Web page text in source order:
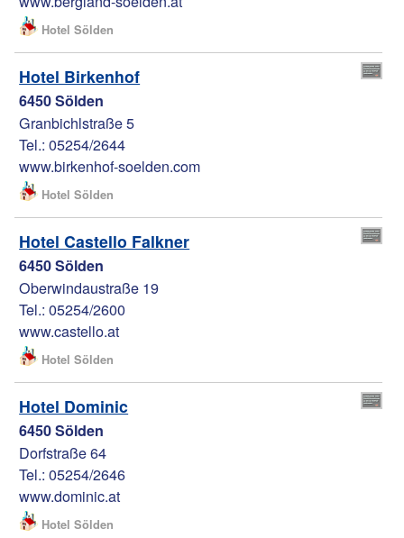
Hotel Sölden
Hotel Birkenhof
6450 Sölden
Granbichlstraße 5
Tel.: 05254/2644
www.birkenhof-soelden.com
Hotel Sölden
Hotel Castello Falkner
6450 Sölden
Oberwindaustraße 19
Tel.: 05254/2600
www.castello.at
Hotel Sölden
Hotel Dominic
6450 Sölden
Dorfstraße 64
Tel.: 05254/2646
www.dominic.at
Hotel Sölden